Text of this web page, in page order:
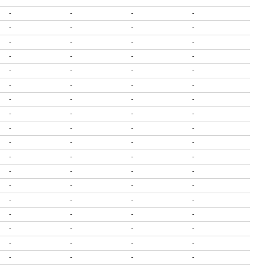
- - -
-
- - -
-
- - -
-
- - -
-
- - -
-
- - -
-
- - -
-
- - -
-
- - -
-
- - -
-
- - -
-
- - -
-
- - -
-
- - -
-
- - -
-
- - -
-
- - -
-
- - -
-